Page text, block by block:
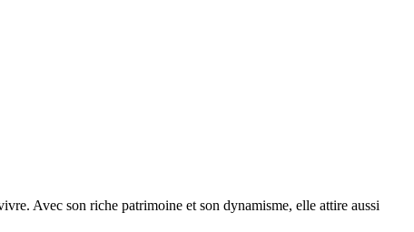
Avec son riche patrimoine et son dynamisme, elle attire aussi